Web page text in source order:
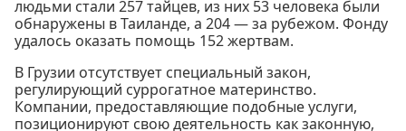
людьми стали 257 тайцев, из них 53 человека были
обнаружены в Таиланде, а 204 — за рубежом. Фонду
удалось оказать помощь 152 жертвам.
В Грузии отсутствует специальный закон,
регулирующий суррогатное материнство.
Компании, предоставляющие подобные услуги,
позиционируют свою деятельность как законную,